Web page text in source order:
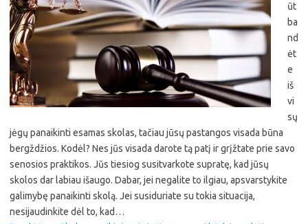
ūt
ba
nd
ėt
e
iš
vi
sų
jėgų panaikinti esamas skolas, tačiau jūsų pastangos visada būna
bergždžios. Kodėl? Nes jūs visada darote tą patį ir grįžtate prie savo
senosios praktikos. Jūs tiesiog susitvarkote supratę, kad jūsų
skolos dar labiau išaugo. Dabar, jei negalite to ilgiau, apsvarstykite
galimybę panaikinti skolą. Jei susiduriate su tokia situacija,
nesijaudinkite dėl to, kad…